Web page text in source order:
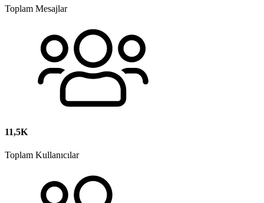
Toplam Mesajlar
11,5K
Toplam Kullanıcılar